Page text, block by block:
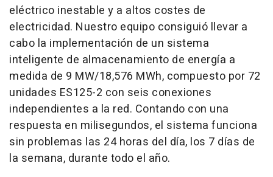
eléctrico inestable y a altos costes de
electricidad. Nuestro equipo consiguió llevar a
cabo la implementación de un sistema
inteligente de almacenamiento de energía a
medida de 9 MW/18,576 MWh, compuesto por 72
unidades ES125-2 con seis conexiones
independientes a la red. Contando con una
respuesta en milisegundos, el sistema funciona
sin problemas las 24 horas del día, los 7 días de
la semana, durante todo el año.